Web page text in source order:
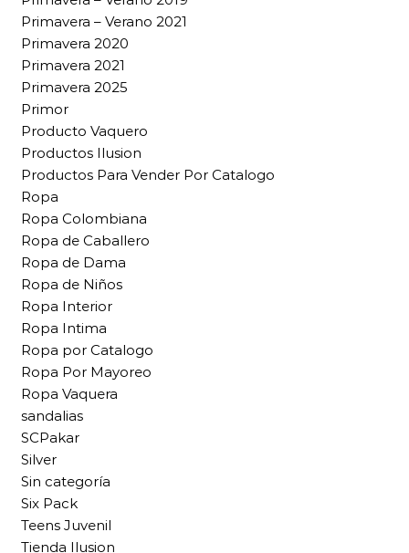
Primavera – Verano 2021
Primavera 2020
Primavera 2021
Primavera 2025
Primor
Producto Vaquero
Productos Ilusion
Productos Para Vender Por Catalogo
Ropa
Ropa Colombiana
Ropa de Caballero
Ropa de Dama
Ropa de Niños
Ropa Interior
Ropa Intima
Ropa por Catalogo
Ropa Por Mayoreo
Ropa Vaquera
sandalias
SCPakar
Silver
Sin categoría
Six Pack
Teens Juvenil
Tienda Ilusion